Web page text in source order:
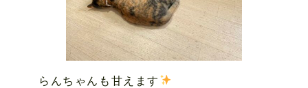
らんちゃんも甘えます